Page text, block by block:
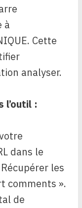
à
Cette
analyser.
l’outil :
dans le
les
comments ».
de